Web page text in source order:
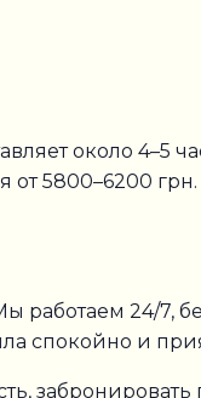
около 4–5
от 5800–6200
работаем 24/7,
спокойно и